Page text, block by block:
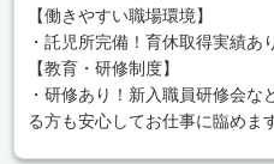
【働きやすい職場環境】
・託児所完備！育休取得実績あ
【教育・研修制度】
・研修あり！新入職員研修会
る方も安心してお仕事に臨めま